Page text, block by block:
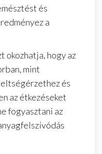
és
a
okozhatja, hogy az
mint
és
az étkezéseket
fogyasztani az